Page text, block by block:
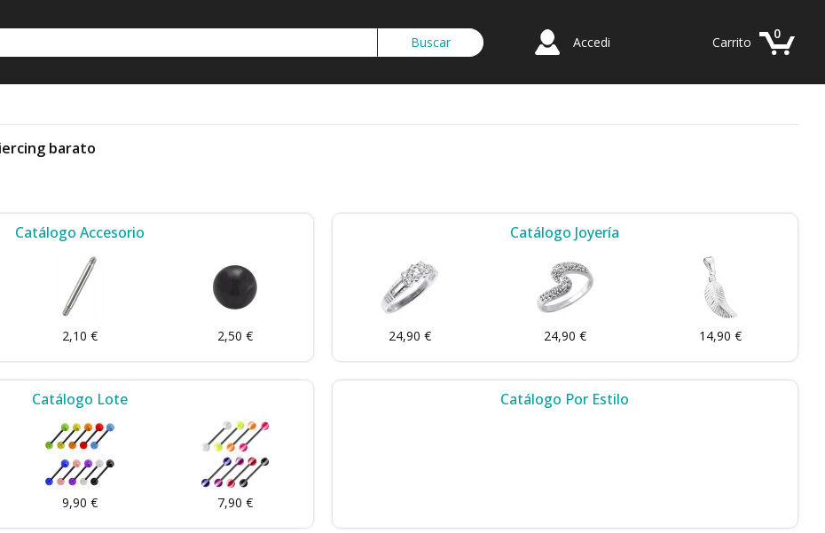
Accedi
0
Carrito
barato
Catálogo Accesorio
2,10 € 2,50 €
Catálogo Joyería
24,90 € 24,90 € 14,90 €
Catálogo Lote
9,90 € 7,90 €
Catálogo Por Estilo